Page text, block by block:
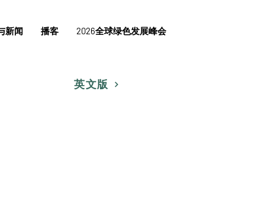
新闻 播客 2026全球绿色发展峰会
英文版